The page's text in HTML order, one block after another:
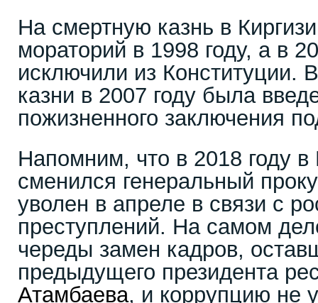
На смертную казнь в
мораторий в 1998 году, а в
исключили из Конституции.
казни в 2007 году была
пожизненного заключения
Напомним, что в 2018 году в
сменился генеральный
уволен в апреле в связи с
преступлений. На самом
череды замен кадров,
предыдущего президента
Атамбаева, и коррупцию не